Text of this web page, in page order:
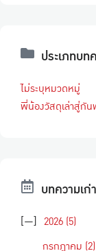
ประเภทบท
ไม่ระบุหมวดหมู่
พี่น้องวัสดุเล่าสู่กัน
บทความเก่า
[—] 2026 (5)
กรกฎาคม (2)